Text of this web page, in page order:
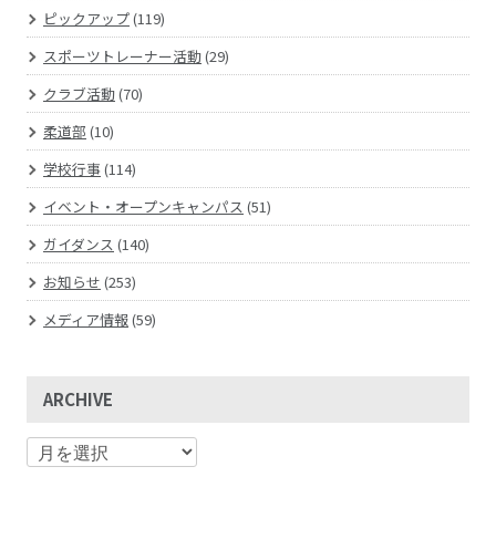
ピックアップ(119)
スポーツトレーナー活動(29)
クラブ活動(70)
柔道部 (10)
学校行事(114)
イベント・オープンキャンパス (51)
ガイダンス (140)
お知らせ (253)
メディア情報(59)
ARCHIVE